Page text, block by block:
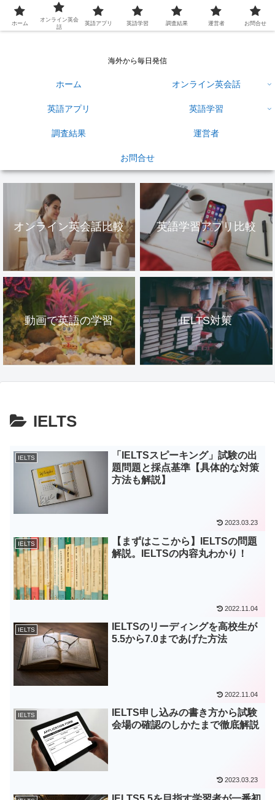
英語学習ひろば
海外から毎日発信
ホーム オンライン英会話
英語アプリ 英語学習
調査結果 運営者
お問合せ
オンライン英会話比較 英語学習アプリ比較
動画で英語の学習 IELTS対策
IELTS
IELTS
「IELTSスピーキング」試験の出
題問題と採点基準【具体的な対策
方法も解説】
2023.03.23
IELTS
【まずはここから】IELTSの問題
解説。IELTSの内容丸わかり！
2022.11.04
IELTS
IELTSのリーディングを高校生が
5.5から7.0まであげた方法
2022.11.04
IELTS
IELTS申し込みの書き方から試験
会場の確認のしかたまで徹底解説
2023.03.23
ホーム
オンライン英会
話
英語アプリ 英語学習 調査結果 運営者 お問合せ